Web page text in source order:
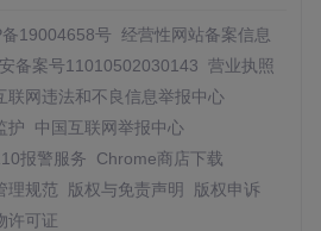
备19004658号 经营性网站备案信息
备案号11010502030143 营业执照
联网违法和不良信息举报中心
护
中国互联网举报中心
报警服务
Chrome商店下载
理规范
版权与免责声明
版权申诉
许可证